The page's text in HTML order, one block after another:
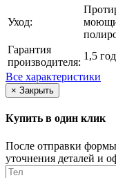
Уход:
Гарантия
производителя:
1,5
Все характеристики
× Закрыть
Купить в один клик
После отправки
уточнения деталей и